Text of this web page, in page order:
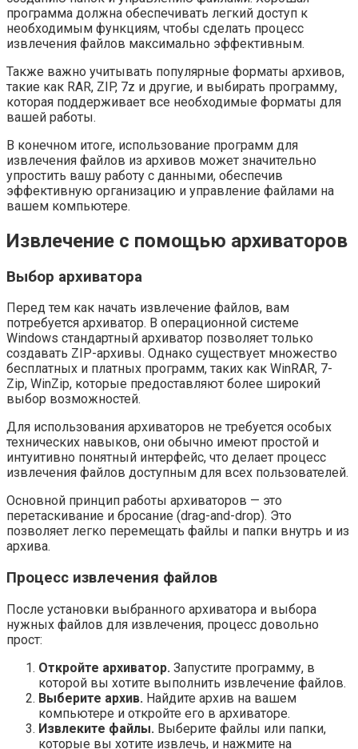
программа должна обеспечивать легкий доступ к
необходимым функциям, чтобы сделать процесс
извлечения файлов максимально эффективным.
Также важно учитывать популярные форматы архивов,
такие как RAR, ZIP, 7z и другие, и выбирать программу,
которая поддерживает все необходимые форматы для
вашей работы.
В конечном итоге, использование программ для
извлечения файлов из архивов может значительно
упростить вашу работу с данными, обеспечив
эффективную организацию и управление файлами на
вашем компьютере.
Извлечение с помощью архиваторов
Выбор архиватора
Перед тем как начать извлечение файлов, вам
потребуется архиватор. В операционной системе
Windows стандартный архиватор позволяет только
создавать ZIP-архивы. Однако существует множество
бесплатных и платных программ, таких как WinRAR, 7-
Zip, WinZip, которые предоставляют более широкий
выбор возможностей.
Для использования архиваторов не требуется особых
технических навыков, они обычно имеют простой и
интуитивно понятный интерфейс, что делает процесс
извлечения файлов доступным для всех пользователей.
Основной принцип работы архиваторов — это
перетаскивание и бросание (drag-and-drop). Это
позволяет легко перемещать файлы и папки внутрь и из
архива.
Процесс извлечения файлов
После установки выбранного архиватора и выбора
нужных файлов для извлечения, процесс довольно
прост:
Откройте архиватор. Запустите программу, в
которой вы хотите выполнить извлечение файлов.
Выберите архив. Найдите архив на вашем
компьютере и откройте его в архиваторе.
Извлеките файлы. Выберите файлы или папки,
которые вы хотите извлечь, и нажмите на